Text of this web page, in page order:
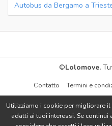
Autobus da Bergamo a
Utilizziamo i cookie per migliorare
adatti ai tuoi interessi. Se
©Lolomove.
Contatto Termini e